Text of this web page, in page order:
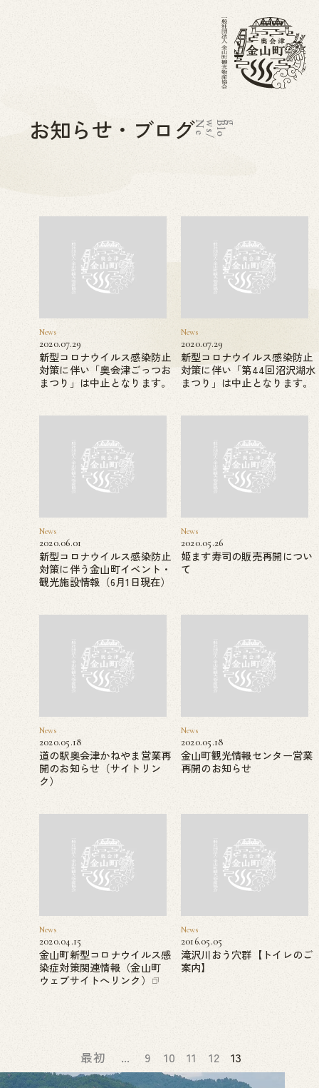
お知らせ・ブログN
e
w
s
/
B
l
o g
News
2020.07.29
新型コロナウイルス感染防止
対策に伴い「奥会津ごっつお
まつり」は中止となります。
News
2020.07.29
新型コロナウイルス感染防止
対策に伴い「第44回沼沢湖水
まつり」は中止となります。
News
2020.06.01
新型コロナウイルス感染防止
対策に伴う金山町イベント・
観光施設情報（6月1日現在）
News
2020.05.26
姫ます寿司の販売再開につい
て
News
2020.05.18
道の駅奥会津かねやま営業再
開のお知らせ（サイトリン
ク）
News
2020.05.18
金山町観光情報センター営業
再開のお知らせ
News
2020.04.15
金山町新型コロナウイルス感
染症対策関連情報（金山町
ウェブサイトへリンク）
News
2016.05.05
滝沢川おう穴群【トイレのご
案内】
最初 ... 9 10 11 12 13